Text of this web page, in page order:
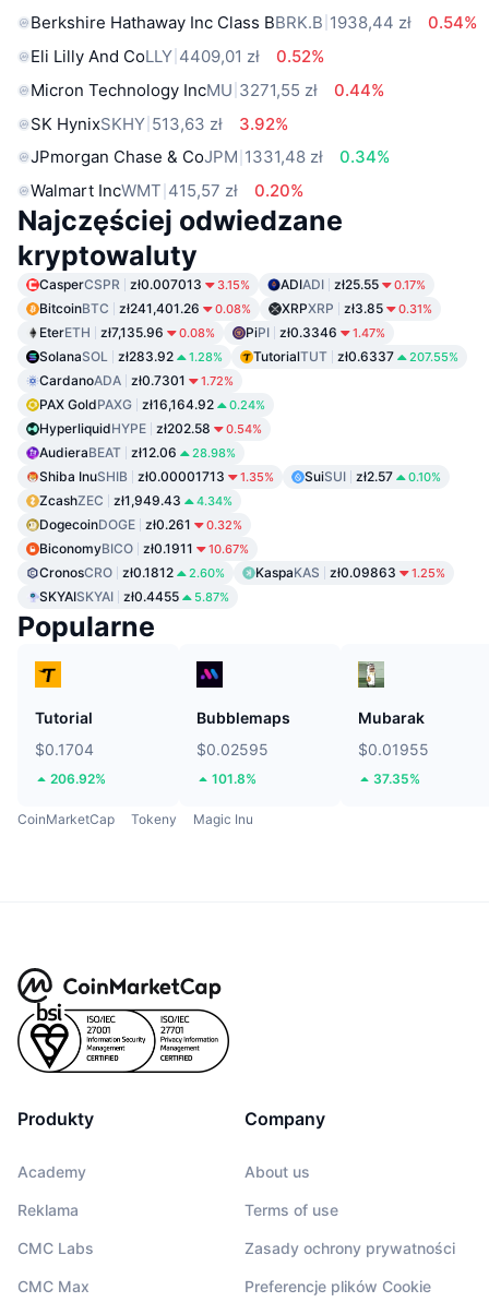
Berkshire Hathaway Inc Class BBRK.B 1938,44 zł
0.54%
Eli Lilly And CoLLY 4409,01 zł
0.52%
Micron Technology IncMU 3271,55 zł
0.44%
SK HynixSKHY 513,63 zł
3.92%
JPmorgan Chase & CoJPM 1331,48 zł
0.34%
Walmart IncWMT 415,57 zł 0.20%
Najczęściej odwiedzane
kryptowaluty
CasperCSPR zł0.007013 3.15% ADIADI zł25.55 0.17%
BitcoinBTC zł241,401.26 0.08% XRPXRP zł3.85 0.31%
EterETH zł7,135.96 0.08% PiPI zł0.3346 1.47%
SolanaSOL zł283.92 1.28% TutorialTUT zł0.6337 207.55%
CardanoADA zł0.7301 1.72%
PAX GoldPAXG zł16,164.92 0.24%
HyperliquidHYPE zł202.58 0.54%
AudieraBEAT zł12.06 28.98%
Shiba InuSHIB zł0.00001713 1.35% SuiSUI zł2.57 0.10%
ZcashZEC zł1,949.43 4.34%
DogecoinDOGE zł0.261 0.32%
BiconomyBICO zł0.1911 10.67%
CronosCRO zł0.1812 2.60% KaspaKAS zł0.09863 1.25%
SKYAISKYAI zł0.4455 5.87%
Popularne
Tutorial
$0.1704
206.92%
Bubblemaps
$0.02595
101.8%
Mubarak
$0.01955
37.35%
CoinMarketCap Tokeny Magic Inu
Produkty
Academy
Reklama
CMC Labs
CMC Max
Company
About us
Terms of use
Zasady ochrony prywatności
Preferencje plików Cookie